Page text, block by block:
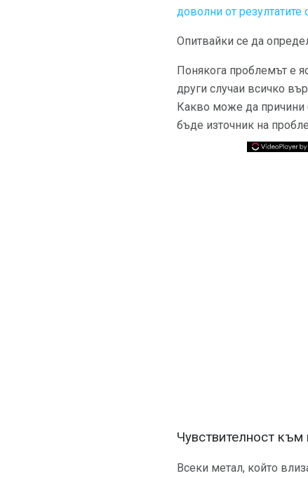
доволни от резултатите
Опитвайки се да
Понякога проблемът е
други случаи всичко
Какво може да причини
бъде източник на
Чувствителност към
Всеки метал, който